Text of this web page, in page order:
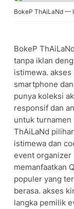
BokeP ThAiLaNd —
BokeP
tanpa iklan
istimewa.
smartphone
punya koleksi
responsif dan
untuk turnamen
ThAiLaNd
istimewa dan
event organizer
memanfaatkan
populer yang
berasa. akses
langka pemilik